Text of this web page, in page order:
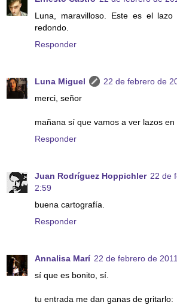
Luna, maravilloso. Este es el
redondo.
Responder
Luna Miguel
22 de febrero de
merci, señor
mañana sí que vamos a ver lazos en
Responder
Juan Rodríguez Hoppichler 22 de
2:59
buena cartografía.
Responder
Annalisa Marí 22 de febrero de
sí que es bonito, sí.
tu entrada me dan ganas de gritarlo: